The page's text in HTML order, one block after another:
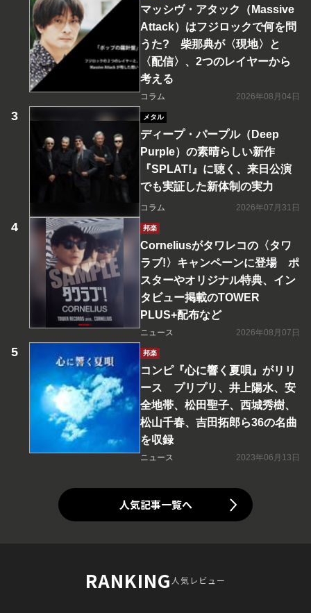
マッシヴ・アタック（Massive
Attack）はフジロックで何を問
うた? 柴那典が〈現地〉と
〈配信〉、2つのレイヤーから
考える
コラム 2026年08月04日
メタル
ディープ・パープル（Deep
Purple）の素晴らしい新作
『SPLAT!』に聴く、来日公演
でも実証した新体制の実力
コラム 2026年07月31日
邦楽
Corneliusがタワレコの〈タワ
ラブ!〉キャンペーンに登場 ポ
スターやオリジナル特典、イン
タビュー掲載のTOWER
PLUS+配布など
ニュース 2026年08月07日
邦楽
コンピ『心に響く夏唄』がリリ
ース プリプリ、井上陽水、安
全地帯、松田聖子、西城秀樹、
松山千春、吉田拓郎ら36の名曲
を収録
ニュース 2023年06月13日
人気記事一覧へ
RANKING人気レビュー